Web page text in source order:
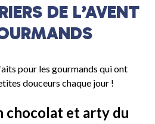
DE L’AVENT
pour les gourmands qui ont
douceurs chaque jour !
chocolat et arty du